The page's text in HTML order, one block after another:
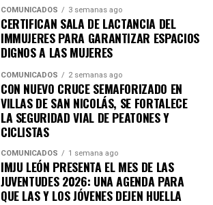
COMUNICADOS 3 semanas ago
CERTIFICAN SALA DE LACTANCIA DEL
IMMUJERES PARA GARANTIZAR ESPACIOS
DIGNOS A LAS MUJERES
COMUNICADOS 2 semanas ago
CON NUEVO CRUCE SEMAFORIZADO EN
VILLAS DE SAN NICOLÁS, SE FORTALECE
LA SEGURIDAD VIAL DE PEATONES Y
CICLISTAS
COMUNICADOS 1 semana ago
IMJU LEÓN PRESENTA EL MES DE LAS
JUVENTUDES 2026: UNA AGENDA PARA
QUE LAS Y LOS JÓVENES DEJEN HUELLA